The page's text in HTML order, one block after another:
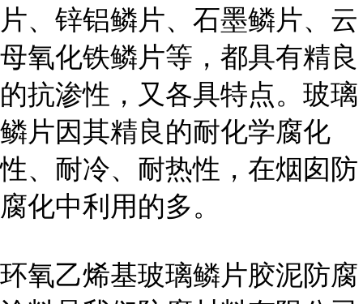
片、锌铝鳞片、石墨鳞片、云
母氧化铁鳞片等，都具有精良
的抗渗性，又各具特点。玻璃
鳞片因其精良的耐化学腐化
性、耐冷、耐热性，在烟囱防
腐化中利用的多。
环氧乙烯基玻璃鳞片胶泥防腐